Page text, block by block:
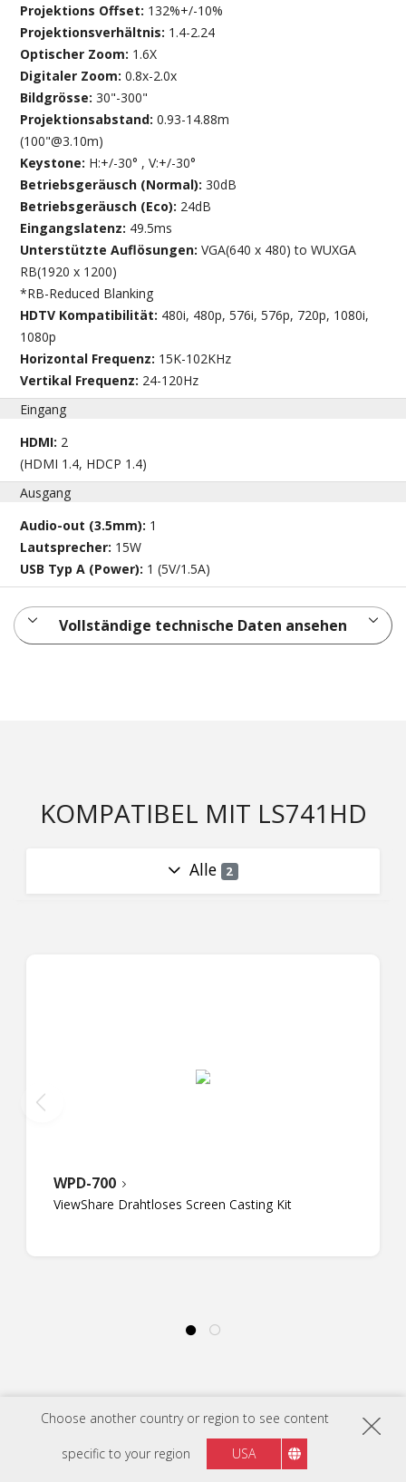
Choose another country or region to see content
specific to your region USA
Projektions Offset: 132%+/-10%
Projektionsverhältnis: 1.4-2.24
Optischer Zoom: 1.6X
Digitaler Zoom:0.8x-2.0x
Bildgrösse:30"-300"
Projektionsabstand:0.93-14.88m
(100"@3.10m)
Keystone: H:+/-30° , V:+/-30°
Betriebsgeräusch (Normal):30dB
Betriebsgeräusch (Eco): 24dB
Eingangslatenz: 49.5ms
Unterstützte Auflösungen:VGA(640 x 480) to WUXGA
RB(1920 x 1200)
*RB-Reduced Blanking
HDTV Kompatibilität: 480i, 480p, 576i, 576p, 720p, 1080i,
1080p
Horizontal Frequenz: 15K-102KHz
Vertikal Frequenz: 24-120Hz
Eingang
HDMI: 2
(HDMI 1.4, HDCP 1.4)
Ausgang
Audio-out (3.5mm): 1
Lautsprecher: 15W
USB Typ A (Power): 1 (5V/1.5A)
Vollständige technische Daten ansehen
KOMPATIBEL MIT LS741HD
Alle 2
WPD-700
ViewShare Drahtloses Screen Casting Kit